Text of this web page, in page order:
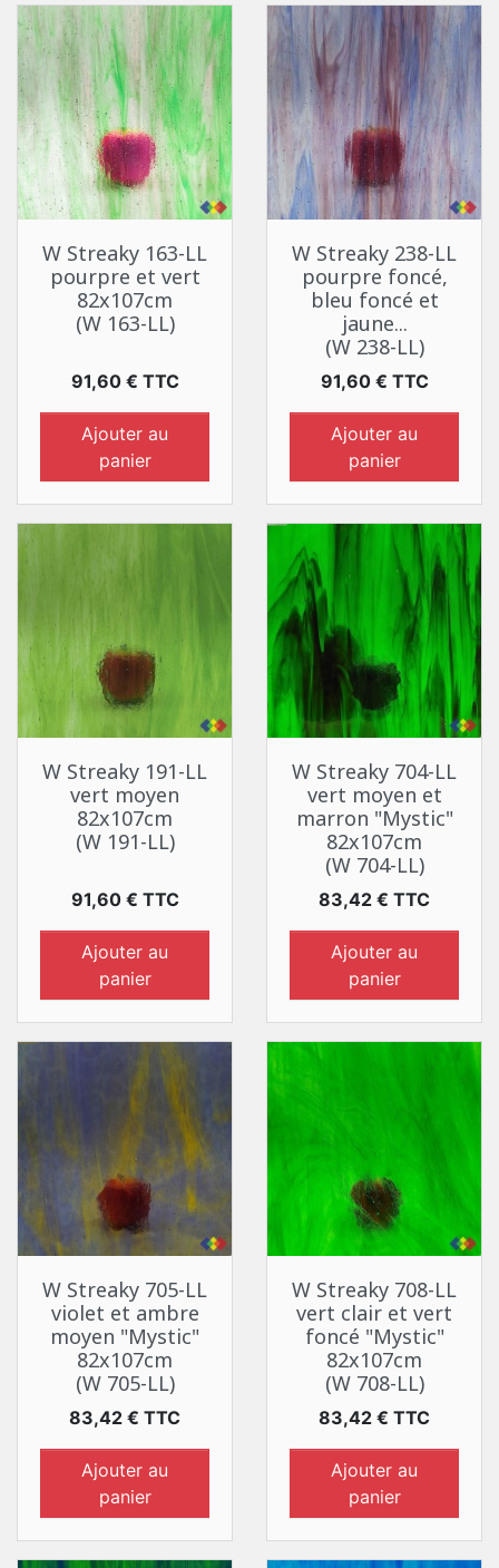
W Streaky 163-LL
pourpre et vert
82x107cm
(W 163-LL)
Prix
91,60 € TTC
Ajouter au
panier
W Streaky 238-LL
pourpre foncé,
bleu foncé et
jaune...
(W 238-LL)
Prix
91,60 € TTC
Ajouter au
panier
W Streaky 191-LL
vert moyen
82x107cm
(W 191-LL)
Prix
91,60 € TTC
Ajouter au
panier
W Streaky 704-LL
vert moyen et
marron "Mystic"
82x107cm
(W 704-LL)
Prix
83,42 € TTC
Ajouter au
panier
W Streaky 705-LL
violet et ambre
moyen "Mystic"
82x107cm
(W 705-LL)
Prix
83,42 € TTC
Ajouter au
panier
W Streaky 708-LL
vert clair et vert
foncé "Mystic"
82x107cm
(W 708-LL)
Prix
83,42 € TTC
Ajouter au
panier